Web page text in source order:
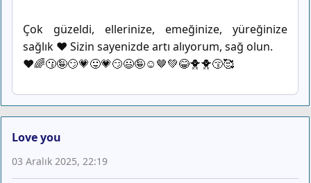
Çok güzeldi, ellerinize, emeğinize, yüreğinize
sağlık ❤️ Sizin sayenizde artı alıyorum, sağ olun.
❤️🌈😗🤪😏💗😛💗😏😃🤪☺️🤎💚😂🐥🐥😚🥰
Love you
03 Aralık 2025, 22:19